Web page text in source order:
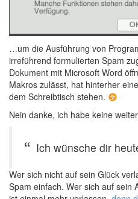
…um die Ausführung von
irreführend formulierten Spam
Dokument mit Microsoft Word
Makros zulässt, hat hinterher
dem Schreibtisch stehen.
Nein danke, ich habe keine
Ich wünsche dir
Wer sich nicht auf sein Glück
Spam einfach. Wer sich auf sein